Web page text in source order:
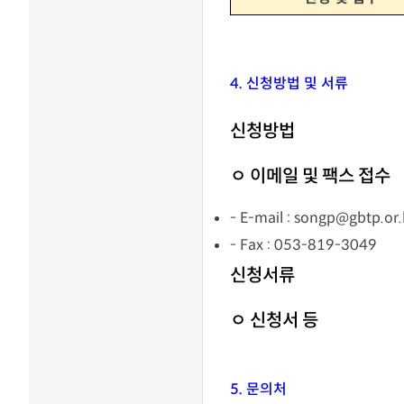
4. 신청방법 및 서류
신청방법
ㅇ 이메일 및 팩스 접수
- E-mail :
- Fax : 053-819-3049
신청서류
ㅇ 신청서 등
5. 문의처